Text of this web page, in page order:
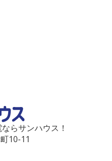
らサンハウス！
10-11